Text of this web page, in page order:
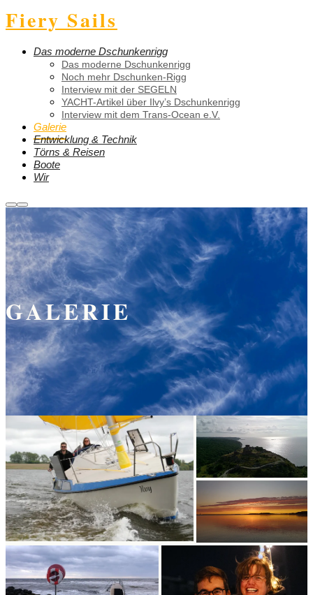
Fiery Sails
Das moderne Dschunkenrigg
Das moderne Dschunkenrigg
Noch mehr Dschunken-Rigg
Interview mit der SEGELN
YACHT-Artikel über Ilvy’s Dschunkenrigg
Interview mit dem Trans-Ocean e.V.
Galerie
Entwicklung & Technik
Törns & Reisen
Boote
Wir
Weitere
Informationen
Hauptmenü
GALERIE